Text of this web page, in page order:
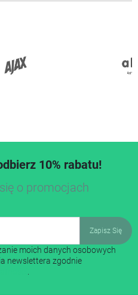
10% rabatu!
o promocjach
moich danych osobowych
newslettera zgodnie
.